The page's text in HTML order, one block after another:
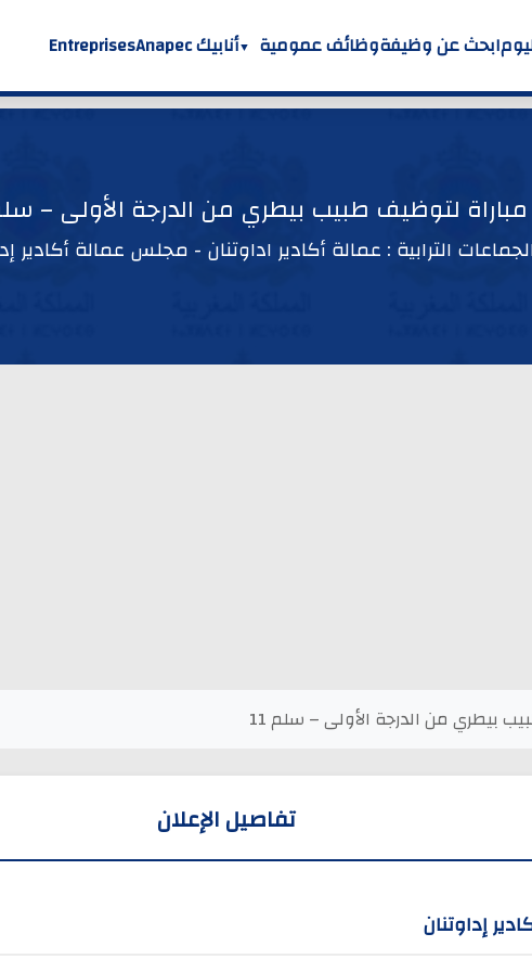
ابحث عن وظيفةوظائف عمومية أنابيك Anapec Entreprises
مباراة لتوظيف طبيب بيطري من الدرجة الأولى – سلم
الترابية : عمالة أكادير اداوتنان - مجلس عمالة أكادير
بيطري من الدرجة الأولى – سلم 11
تفاصيل الإعلان
إداوتنان